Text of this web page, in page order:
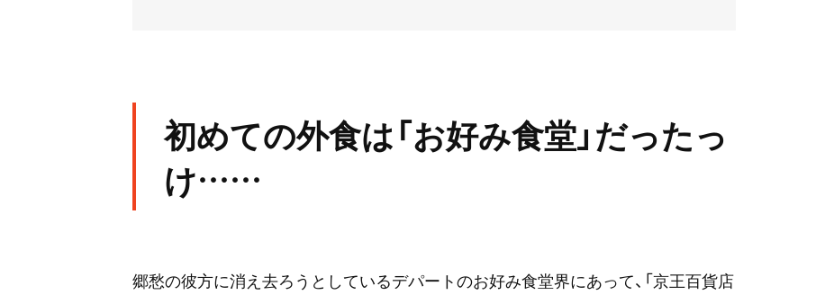
初めての外食は「お好み食堂」だったっ
け……
郷愁の彼方に消え去ろうとしているデパートのお好み食堂界にあって、「京王百貨店